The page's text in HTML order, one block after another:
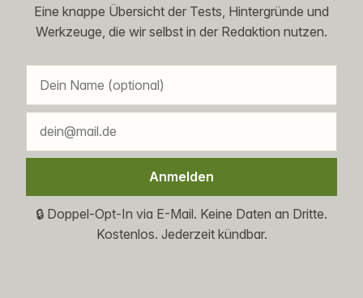
Eine knappe Übersicht der Tests, Hintergründe und
Werkzeuge, die wir selbst in der Redaktion nutzen.
Anmelden
🔒 Doppel-Opt-In via E-Mail. Keine Daten an Dritte.
Kostenlos. Jederzeit kündbar.